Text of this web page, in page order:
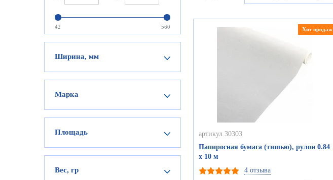
42 560
Ширина, мм
Марка
Площадь
Вес, гр
Хит продаж
артикул 30303
Папиросная бумага (тишью), рулон 0.84
х 10 м
4 отзыва